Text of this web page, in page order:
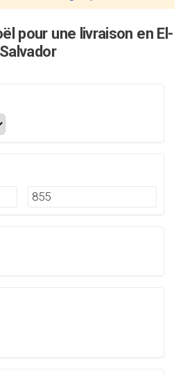
pour une livraison en El-
Salvador